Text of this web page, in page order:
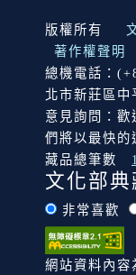
:::
版權所有
著作權聲明
總機電話：
北市新莊區中
意見詢問：
們將以最快的
藏品總筆數
文化部
非常喜歡
網站資料內容